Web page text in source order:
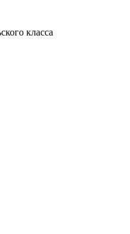
класса